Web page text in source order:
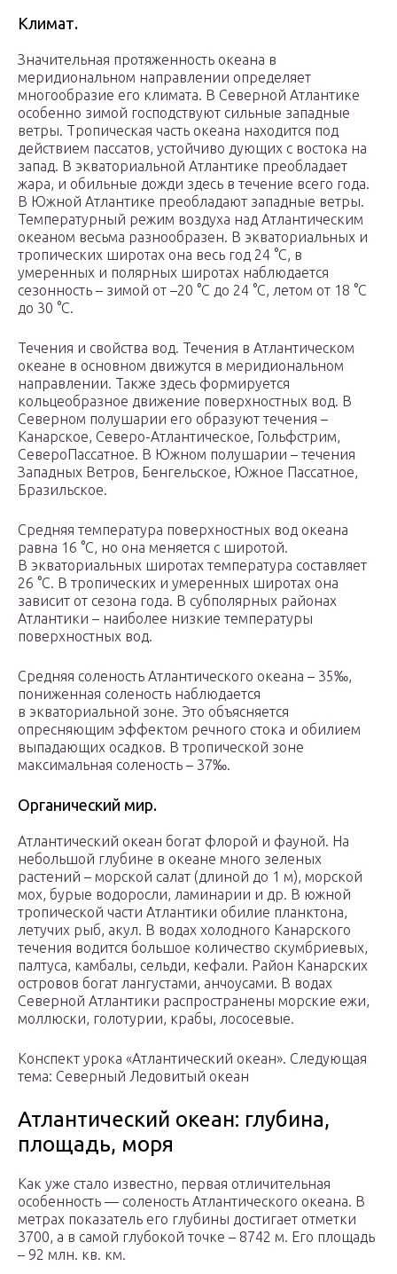
Климат.
Значительная протяженность океана в
меридиональном направлении определяет
многообразие его климата. В Северной Атлантике
особенно зимой господствуют сильные западные
ветры. Тропическая часть океана находится под
действием пассатов, устойчиво дующих с востока на
запад. В экваториальной Атлантике преобладает
жара, и обильные дожди здесь в течение всего года.
В Южной Атлантике преобладают западные ветры.
Температурный режим воздуха над Атлантическим
океаном весьма разнообразен. В экваториальных и
тропических широтах она весь год 24 °С, в
умеренных и полярных широтах наблюдается
сезонность – зимой от –20 °С до 24 °С, летом от 18 °С
до 30 °С.
Течения и свойства вод. Течения в Атлантическом
океане в основном движутся в меридиональном
направлении. Также здесь формируется
кольцеобразное движение поверхностных вод. В
Северном полушарии его образуют течения –
Канарское, Северо-Атлантическое, Гольфстрим,
СевероПассатное. В Южном полушарии – течения
Западных Ветров, Бенгельское, Южное Пассатное,
Бразильское.
Средняя температура поверхностных вод океана
равна 16 °С, но она меняется с широтой.
В экваториальных широтах температура составляет
26 °С. В тропических и умеренных широтах она
зависит от сезона года. В субполярных районах
Атлантики – наиболее низкие температуры
поверхностных вод.
Средняя соленость Атлантического океана – 35‰,
пониженная соленость наблюдается
в экваториальной зоне. Это объясняется
опресняющим эффектом речного стока и обилием
выпадающих осадков. В тропической зоне
максимальная соленость – 37‰.
Органический мир.
Атлантический океан богат флорой и фауной. На
небольшой глубине в океане много зеленых
растений – морской салат (длиной до 1 м), морской
мох, бурые водоросли, ламинарии и др. В южной
тропической части Атлантики обилие планктона,
летучих рыб, акул. В водах холодного Канарского
течения водится большое количество скумбриевых,
палтуса, камбалы, сельди, кефали. Район Канарских
островов богат лангустами, анчоусами. В водах
Северной Атлантики распространены морские ежи,
моллюски, голотурии, крабы, лососевые.
Конспект урока «Атлантический океан». Следующая
тема: Северный Ледовитый океан
Атлантический океан: глубина,
площадь, моря
Как уже стало известно, первая отличительная
особенность — соленость Атлантического океана. В
метрах показатель его глубины достигает отметки
3700, а в самой глубокой точке – 8742 м. Его площадь
– 92 млн. кв. км.